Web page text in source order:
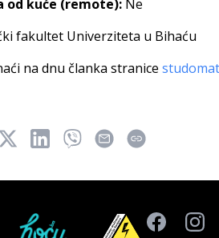
od kuće (remote): Ne
fakultet Univerziteta u Bihaću
na dnu članka stranice